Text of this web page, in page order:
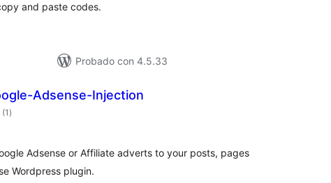
and paste codes.
Probado con 4.5.33
Adsense-Injection
(1 valoraciones
en
)
Adsense or Affiliate adverts to your posts, pages
Wordpress plugin.